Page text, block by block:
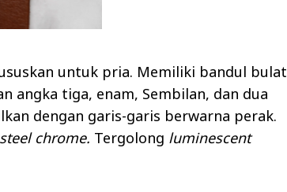
untuk pria. Memiliki bandul bulat
angka tiga, enam, Sembilan, dan dua
dengan garis-garis berwarna perak.
chrome. Tergolong luminescent